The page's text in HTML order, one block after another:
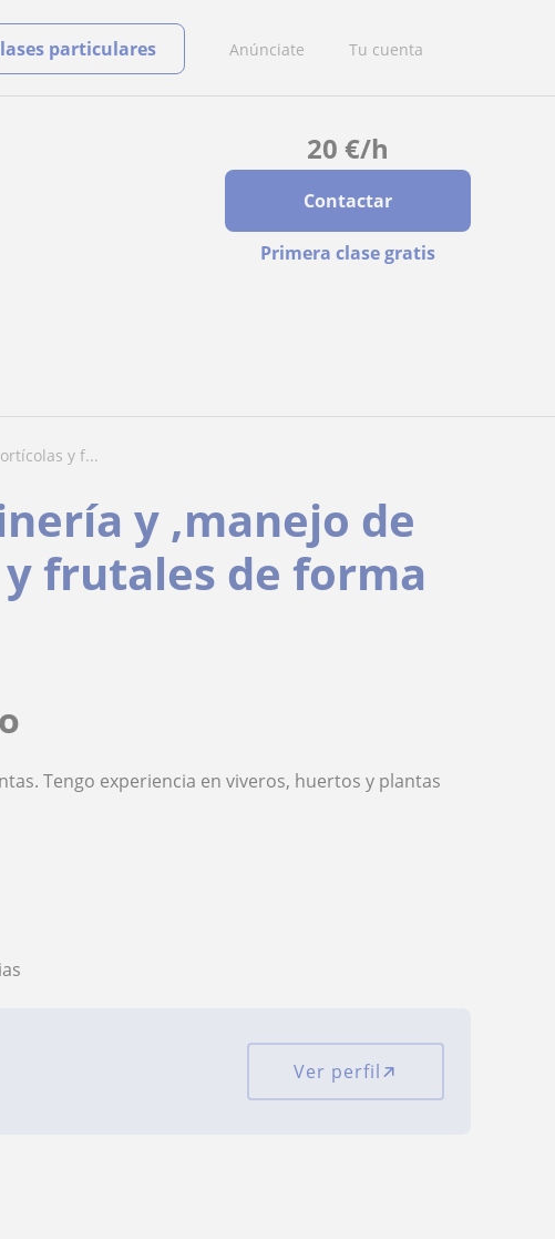
Anúnciate Tu cuenta
particulares
20 €/h
Contactar
Primera clase gratis
y f...
y ,manejo de
frutales de forma
Tengo experiencia en viveros, huertos y plantas
Ver perfil